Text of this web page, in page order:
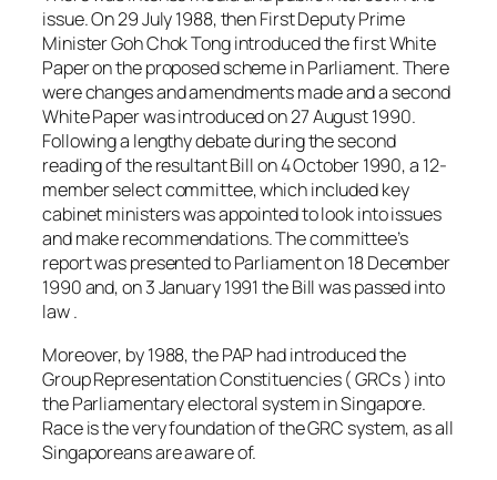
issue. On 29 July 1988, then First Deputy Prime
Minister Goh Chok Tong introduced the first White
Paper on the proposed scheme in Parliament. There
were changes and amendments made and a second
White Paper was introduced on 27 August 1990.
Following a lengthy debate during the second
reading of the resultant Bill on 4 October 1990, a 12-
member select committee, which included key
cabinet ministers was appointed to look into issues
and make recommendations. The committee’s
report was presented to Parliament on 18 December
1990 and, on 3 January 1991 the Bill was passed into
law .
Moreover, by 1988, the PAP had introduced the
Group Representation Constituencies ( GRCs ) into
the Parliamentary electoral system in Singapore.
Race is the very foundation of the GRC system, as all
Singaporeans are aware of.